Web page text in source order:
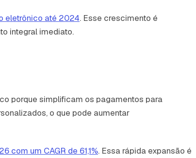
eletrônico até 2024. Esse crescimento é
integral imediato.
porque simplificam os pagamentos para
o que pode aumentar
com um CAGR de 61,1%. Essa rápida expansão é